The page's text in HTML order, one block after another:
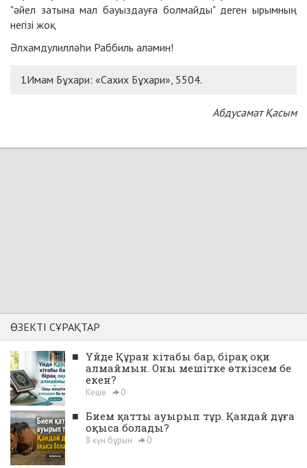
"әйел затына мал бауыздауға болмайды" деген ырымның
негізі жоқ.
Әлхамдулилләһи Раббиль аләмин!
1Имам Бұхари: «Сахих Бұхари», 5504.
Абдусамат Қасым
ӨЗЕКТІ СҰРАҚТАР
■ Үйде Құран кітабы бар, бірақ оқи
алмаймын. Оны мешітке өткізсем бе
екен?
Кеше 0
■ Бием қатты ауырып тұр. Қандай дұға
оқыса болады?
8 күн бұрын 0